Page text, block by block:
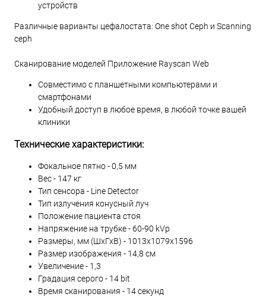
устройств
Различные варианты цефалостата: One shot Ceph и Scanning
ceph
Сканирование моделей Приложение Rayscan Web
Совместимо с планшетными компьютерами и
смартфонами
Удобный доступ в любое время, в любой точке вашей
клиники
Технические характеристики:
Фокальное пятно - 0,5 мм
Вес - 147 кг
Тип сенсора - Line Detector
Тип излучения конусный луч
Положение пациента стоя
Напряжение на трубке - 60-90 kVp
Размеры, мм (ШхГхВ) - 1013х1079х1596
Размер изображения - 14,8 см
Увеличение - 1,3
Градация серого - 14 bit
Время сканирования - 14 секунд